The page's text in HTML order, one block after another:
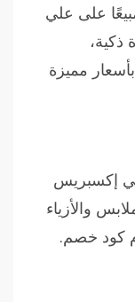
على علي
مميزة
إكسبريس
والأزياء
كود خصم.